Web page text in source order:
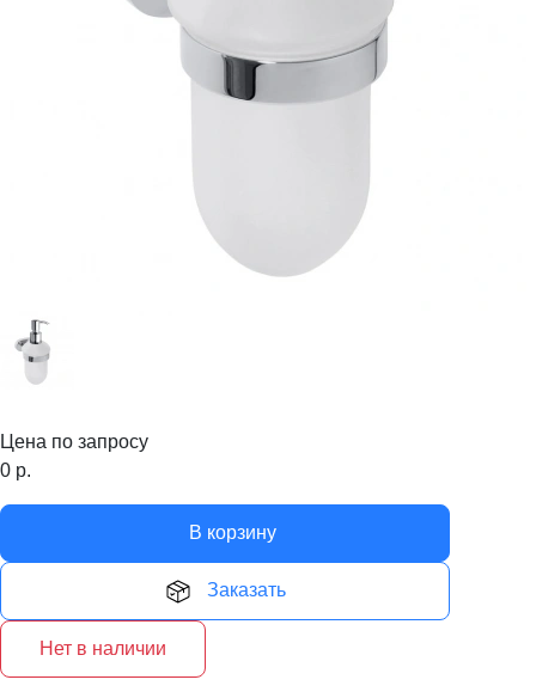
Цена по запросу
0 р.
В корзину
Заказать
Нет в наличии